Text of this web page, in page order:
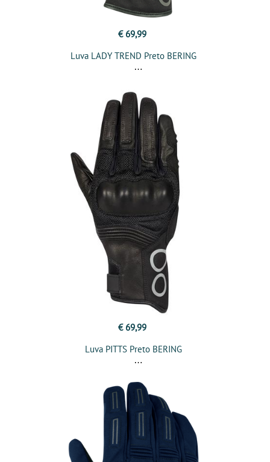
€ 69,99
Luva LADY TREND Preto BERING
€ 69,99
Luva PITTS Preto BERING